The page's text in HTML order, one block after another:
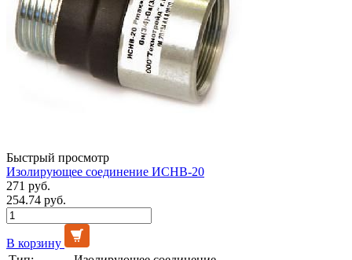
Быстрый просмотр
Изолирующее соединение ИСНВ-20
271 руб.
254.74 руб.
В корзину